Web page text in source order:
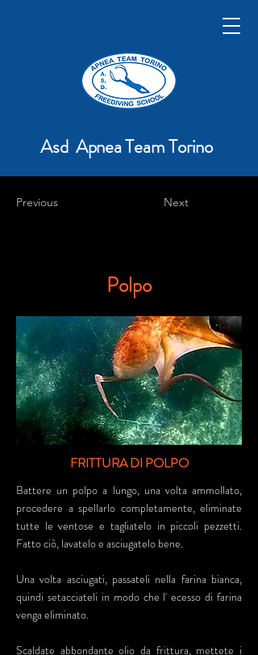
Asd Apnea Team Torino
Previous Next
Polpo
FRITTURA DI POLPO
Battere un polpo a lungo, una volta ammollato,
procedere a spellarlo completamente, eliminate
tutte le ventose e tagliatelo in piccoli pezzetti.
Fatto ciò, lavatelo e asciugatelo bene.
Una volta asciugati, passateli nella farina bianca,
quindi setacciateli in modo che l' ecesso di farina
venga eliminato.
Scaldate abbondante olio da frittura, mettete i